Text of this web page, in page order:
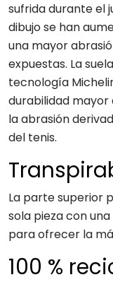
sufrida durante el
dibujo se han
una mayor
expuestas. La
tecnología
durabilidad
la abrasión
del tenis.
La parte superior
sola pieza con
para ofrecer la
100 %